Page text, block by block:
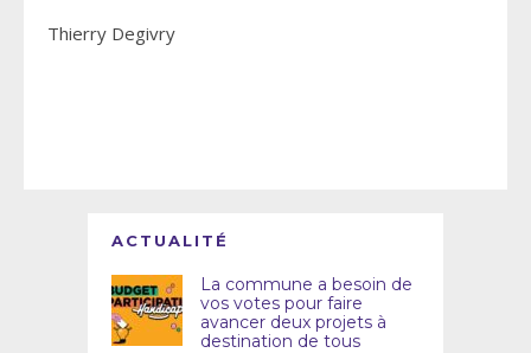
Thierry Degivry
ACTUALITÉ
La commune a besoin de
vos votes pour faire
avancer deux projets à
destination de tous